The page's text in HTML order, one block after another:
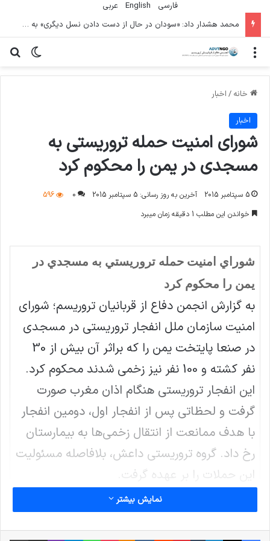
فارسی English
عربي
محمد هشدار داد: «سودان در حال از دست دادن نسل دیگری» به دلیل جنگ است
تغییر منو
خانه / اخبار
اخبار
شوراي امنيت حمله تروريستي به
مسجدي در يمن را محکوم کرد
5 سپتامبر 2015 آخرین به روز رسانی: 5 سپتامبر 2015 0
596
خواندن این مطلب 1 دقیقه زمان میبرد
شوراي امنيت حمله تروريستي به مسجدي در
يمن را محکوم کرد
به گزارش انجمن دفاع از قربانیان تروریسم؛ شوراي
امنيت سازمان ملل انفجار تروريستي در مسجدي
در صنعا پايتخت يمن را که براثر آن بيش از 30
نفر کشته و 100 نفر نيز زخمي شدند محکوم کرد.
این انفجار تروریستی هنگام اذان مغرب صورت
گرفت و لحظاتی پس از انفجار اول، دومین انفجار
با هدف ممانعت از انتقال زخمی‌ها به بیمارستان
رخ داد. گروه تروریستی داعش، بلافاصله مسئولیت
این حملات را بر عهده گرفت.
در حمله ای دیگر دو تن از کارکنان کميته بين
المللي صليب سرخ در يمن به دست تروریستها
نمایش بیشتر